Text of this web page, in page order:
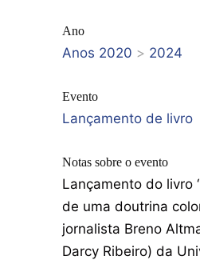
Ano
Anos 2020 > 2024
Evento
Lançamento de livro
Notas sobre o evento
Lançamento do livro
de uma doutrina
jornalista Breno
Darcy Ribeiro) da